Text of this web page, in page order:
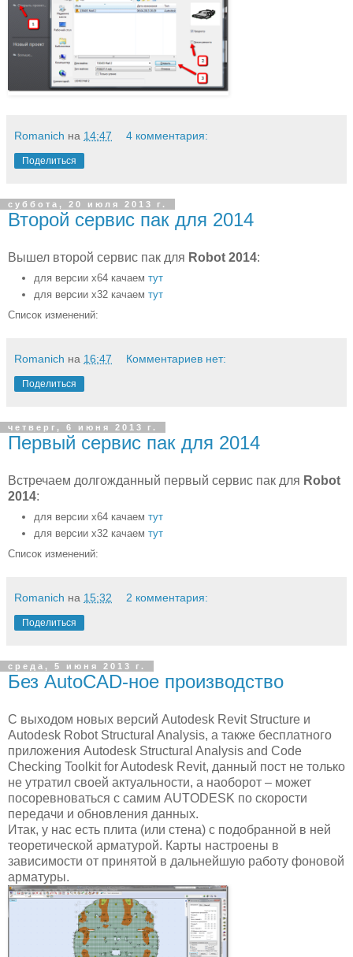
Romanich на 14:47 4 комментария:
Поделиться
суббота, 20 июля 2013 г.
Второй сервис пак для 2014
Вышел второй сервис пак для Robot 2014:
для версии х64 качаем тут
для версии х32 качаем тут
Список изменений:
Romanich на 16:47 Комментариев нет:
Поделиться
четверг, 6 июня 2013 г.
Первый сервис пак для 2014
Встречаем долгожданный первый сервис пак для Robot
2014:
для версии х64 качаем тут
для версии х32 качаем тут
Список изменений:
Romanich на 15:32 2 комментария:
Поделиться
среда, 5 июня 2013 г.
Без AutoCAD-ное производство
С выходом новых версий Autodesk Revit Structure и
Autodesk Robot Structural Analysis, а также бесплатного
приложения Autodesk Structural Analysis and Code
Checking Toolkit for Autodesk Revit, данный пост не только
не утратил своей актуальности, а наоборот – может
посоревноваться с самим AUTODESK по скорости
передачи и обновления данных.
Итак, у нас есть плита (или стена) с подобранной в ней
теоретической арматурой. Карты настроены в
зависимости от принятой в дальнейшую работу фоновой
арматуры.